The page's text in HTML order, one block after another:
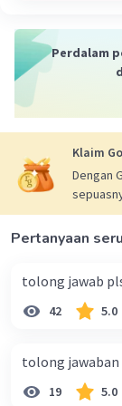
Perdalam
Klaim
Dengan
Pertanyaan
tolong jawab
42 5.0
tolong jawaban
19 5.0